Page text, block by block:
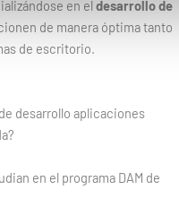
en el desarrollo de
de manera óptima tanto
de escritorio.
desarrollo aplicaciones
en el programa DAM de